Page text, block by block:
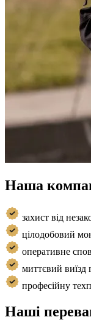
Наша
захист від
цілодобовий
оперативне
миттєвий виїзд
професійну
Наші